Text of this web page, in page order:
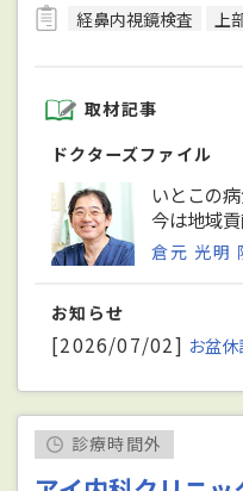
経鼻内視鏡検査 上
取材記事
ドクターズファイル
いとこの
今は地域
倉元 光明
お知らせ
[2026/07/02] お盆
診療時間外